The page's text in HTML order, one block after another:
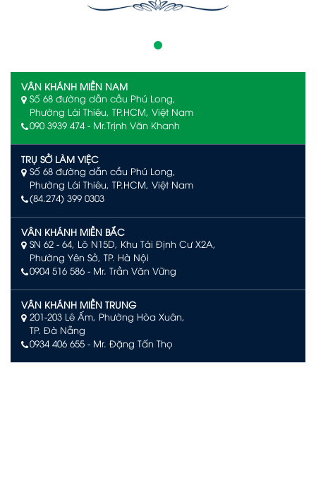
VÂN KHÁNH MIỀN NAM
Số 68 đường dẫn cầu Phú Long,
Phường Lái Thiêu, TP.HCM, Việt Nam
090 3939 474 - Mr.Trịnh Văn Khanh
TRỤ SỞ LÀM VIỆC
Số 68 đường dẫn cầu Phú Long,
Phường Lái Thiêu, TP.HCM, Việt Nam
(84.274) 399 0303
VÂN KHÁNH MIỀN BẮC
SN 62 - 64, Lô N15D, Khu Tái Định Cư X2A,
Phường Yên Sở, TP. Hà Nội
0904 516 586 - Mr. Trần Văn Vững
VÂN KHÁNH MIỀN TRUNG
201-203 Lê Ấm, Phường Hòa Xuân,
TP. Đà Nẵng
0934 406 655 - Mr. Đặng Tấn Thọ